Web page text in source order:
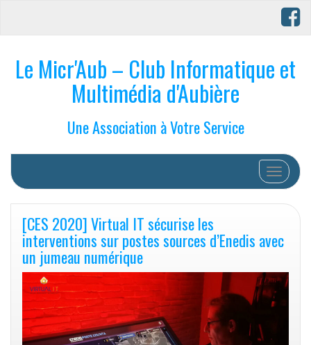
Le Micr'Aub – Club Informatique et
Multimédia d'Aubière
Une Association à Votre Service
Afficher/
[CES 2020] Virtual IT sécurise les
interventions sur postes sources d’Enedis avec
un jumeau numérique